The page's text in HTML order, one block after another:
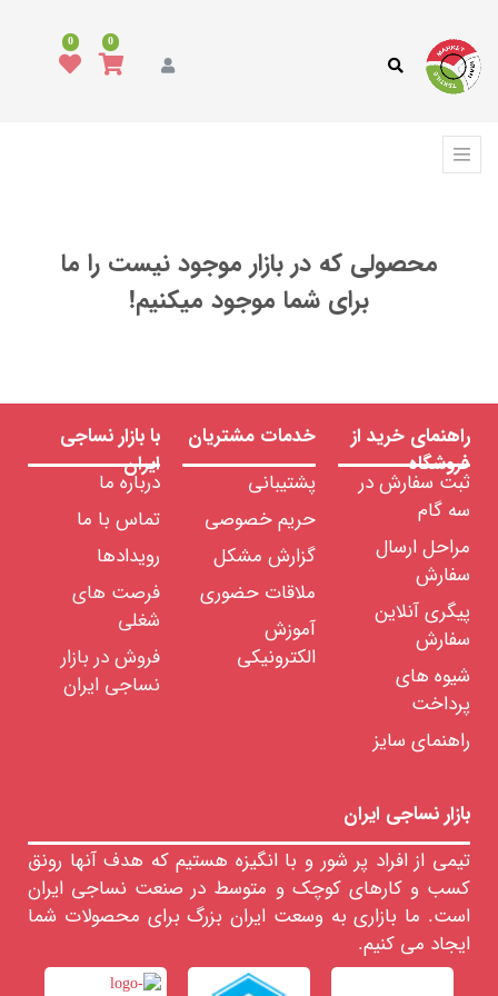
0
0
محصولی که در بازار موجود نیست را ما
برای شما موجود میکنیم!
محصولات
فرش،
کفپوش
نساجی
تجهیزات
ماشین
آلات
نساجی
قطعات
یدکی
ماشین
ماشین
آلات
ریسندگی
ریتر
هورث
ساویو
ولکمن
ساورر
ماشین
آلات
بافندگی
راهنمای خرید از
فروشگاه
ثبت سفارش در
سه گام
مراحل ارسال
سفارش
پیگری آنلاین
سفارش
شیوه های
پرداخت
راهنمای سایز
خدمات مشتریان
پشتیبانی
حریم خصوصی
گزارش مشکل
ملاقات حضوری
آموزش
الکترونیکی
با بازار نساجی
ایران
درباره ما
تماس با ما
رویدادها
فرصت های
شغلی
فروش در بازار
نساجی ایران
بازار نساجی ایران
تیمی از افراد پر شور و با انگیزه هستیم که هدف آنها رونق
کسب و کارهای کوچک و متوسط در صنعت نساجی ایران
است. ما بازاری به وسعت ایران بزرگ برای محصولات شما
ایجاد می کنیم.